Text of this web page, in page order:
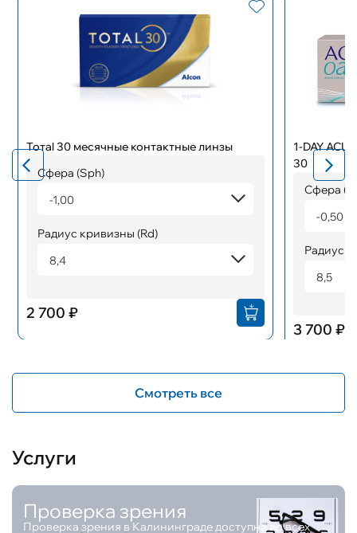
Тотаl 30 месячные контактные линзы
Сфера (Sph)
-1,00
Радиус кривизны (Rd)
8,4
2 700 ₽
1-DAY
30
Сфера
-0,50
Радиус
8,5
3 700 ₽
Смотреть все
Услуги
Проверка зрения
Проверка зрения в Калининграде доступна во всех